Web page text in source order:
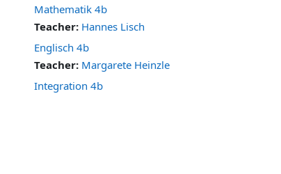
Mathematik 4b
Teacher: Hannes Lisch
Englisch 4b
Teacher: Margarete Heinzle
Integration 4b